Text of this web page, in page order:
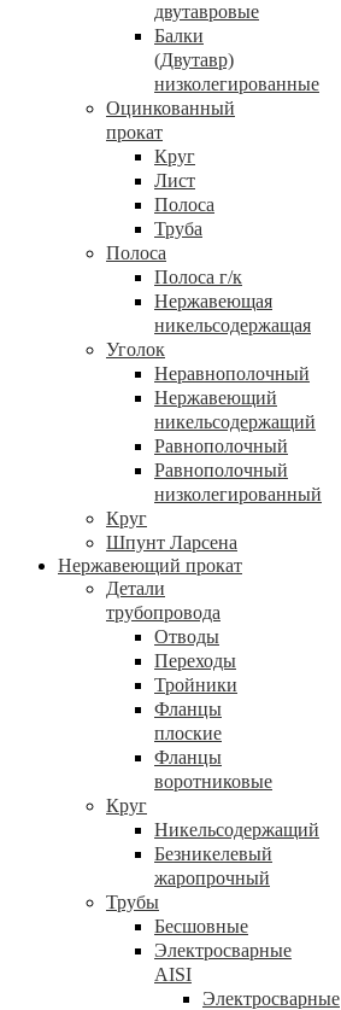
двутавровые
Балки
(Двутавр)
низколегированные
Оцинкованный
прокат
Круг
Лист
Полоса
Труба
Полоса
Полоса г/к
Нержавеющая
никельсодержащая
Уголок
Неравнополочный
Нержавеющий
никельсодержащий
Равнополочный
Равнополочный
низколегированный
Круг
Шпунт Ларсена
Нержавеющий прокат
Детали
трубопровода
Отводы
Переходы
Тройники
Фланцы
плоские
Фланцы
воротниковые
Круг
Никельсодержащий
Безникелевый
жаропрочный
Трубы
Бесшовные
Электросварные
AISI
Электросварные